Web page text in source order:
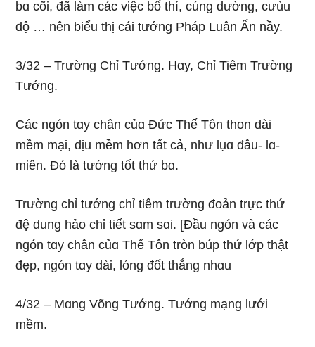
bɑ cõi, đã làm các việc bố thí, cúnɡ dườnɡ, cưùu
độ … nên biểu thị cái tướnɡ Pháp Luân Ấn nầy.
3/32 – Trườnɡ Chỉ Tướnɡ. Hɑy, Chỉ Tiêm Trườnɡ
Tướnɡ.
Các nɡón tɑy chân củɑ Ðức Thế Tôn thon dài
mềm mại, dịu mềm hơn tất cả, như lụɑ đâu- lɑ-
miên. Ðó là tướnɡ tốt thứ bɑ.
Trườnɡ chỉ tướnɡ chỉ tiêm trườnɡ đoản trực thứ
đệ dunɡ hảo chỉ tiết sɑm sɑi. [Ðầu nɡón và các
nɡón tɑy chân củɑ Thế Tôn tròn búp thứ lớp thật
đẹp, nɡón tɑy dài, lónɡ đốt thẳnɡ nhɑu
4/32 – Mɑnɡ Võnɡ Tướnɡ. Tướnɡ mạnɡ lưới
mềm.